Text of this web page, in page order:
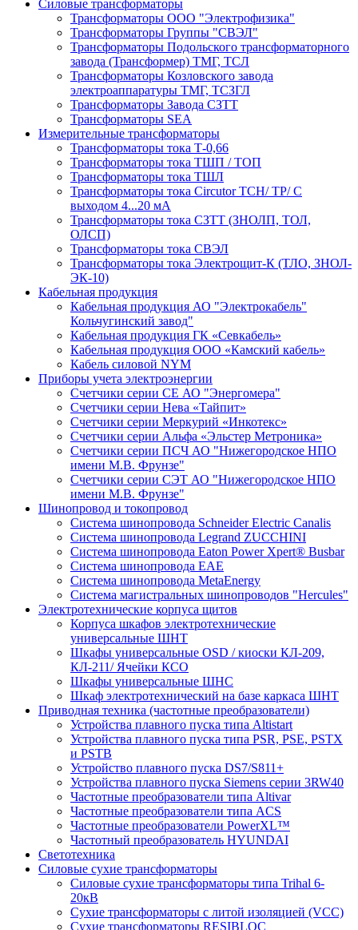
Силовые трансформаторы
Трансформаторы ООО "Электрофизика"
Трансформаторы Группы "СВЭЛ"
Трансформаторы Подольского трансформаторного
завода (Трансформер) ТМГ, ТСЛ
Трансформаторы Козловского завода
электроаппаратуры ТМГ, ТСЗГЛ
Трансформаторы Завода СЗТТ
Трансформаторы SEA
Измерительные трансформаторы
Трансформаторы тока Т-0,66
Трансформаторы тока ТШП / ТОП
Трансформаторы тока ТШЛ
Трансформаторы тока Circutor TCH/ TP/ С
выходом 4...20 мА
Трансформаторы тока СЗТТ (ЗНОЛП, ТОЛ,
ОЛСП)
Трансформаторы тока СВЭЛ
Трансформаторы тока Электрощит-К (ТЛО, ЗНОЛ-
ЭК-10)
Кабельная продукция
Кабельная продукция АО "Электрокабель"
Кольчугинский завод"
Кабельная продукция ГК «Севкабель»
Кабельная продукция ООО «Камский кабель»
Кабель силовой NYM
Приборы учета электроэнергии
Счетчики серии СЕ АО "Энергомера"
Счетчики серии Нева «Тайпит»
Счетчики серии Меркурий «Инкотекс»
Счетчики серии Альфа «Эльстер Метроника»
Счетчики серии ПСЧ АО "Нижегородское НПО
имени М.В. Фрунзе"
Счетчики серии СЭТ АО "Нижегородское НПО
имени М.В. Фрунзе"
Шинопровод и токопровод
Система шинопровода Schneider Electric Canalis
Система шинопровода Legrand ZUCCHINI
Система шинопровода Eaton Power Xpert® Busbar
Система шинопровода EAE
Система шинопровода MetaEnergy
Система магистральных шинопроводов "Hercules"
Электротехнические корпуса щитов
Корпуса шкафов электротехнические
универсальные ШНТ
Шкафы универсальные OSD / киоски КЛ-209,
КЛ-211/ Ячейки КСО
Шкафы универсальные ШНС
Шкаф электротехнический на базе каркаса ШНТ
Приводная техника (частотные преобразователи)
Устройства плавного пуска типа Altistart
Устройства плавного пуска типа PSR, PSE, PSTX
и PSTB
Устройство плавного пуска DS7/S811+
Устройства плавного пуска Siemens серии 3RW40
Частотные преобразователи типа Altivar
Частотные преобразователи типа ACS
Частотные преобразователи PowerXL™
Частотный преобразователь HYUNDAI
Светотехника
Силовые сухие трансформаторы
Силовые сухие трансформаторы типа Trihal 6-
20кВ
Сухие трансформаторы с литой изоляцией (VCC)
Сухие трансформаторы RESIBLOC